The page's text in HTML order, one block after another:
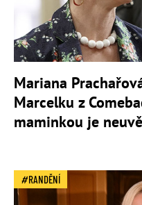
Mariana
Marcelku z
maminkou je
RANDĚNÍ